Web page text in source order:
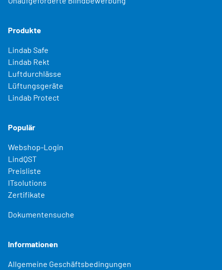
Produkte
Lindab Safe
Lindab Rekt
Luftdurchlässe
Lüftungsgeräte
Lindab Protect
Populär
Webshop-Login
LindQST
Preisliste
ITsolutions
Zertifikate
Dokumentensuche
Informationen
Allgemeine Geschäftsbedingungen